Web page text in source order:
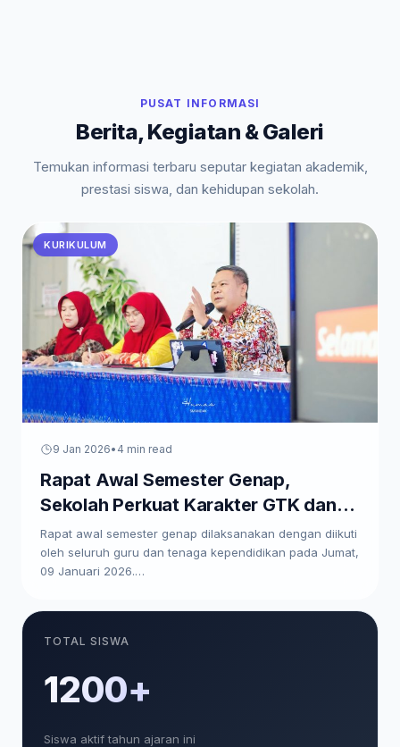
PUSAT INFORMASI
Berita, Kegiatan & Galeri
Temukan informasi terbaru seputar kegiatan akademik,
prestasi siswa, dan kehidupan sekolah.
KURIKULUM
9 Jan 2026• 4 min read
Rapat Awal Semester Genap,
Sekolah Perkuat Karakter GTK dan
Paparkan Program Kerja
Rapat awal semester genap dilaksanakan dengan diikuti
oleh seluruh guru dan tenaga kependidikan pada Jumat,
09 Januari 2026.…
TOTAL SISWA
1200+
Siswa aktif tahun ajaran ini